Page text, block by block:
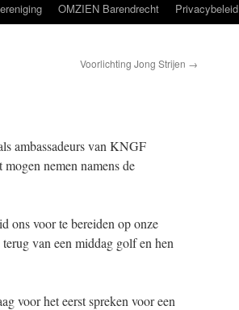
OMZIEN Barendrecht Privacybeleid
Voorlichting Jong Strijen →
ambassadeurs van KNGF
nemen namens de
ons voor te bereiden op onze
van een middag golf en hen
voor het eerst spreken voor een